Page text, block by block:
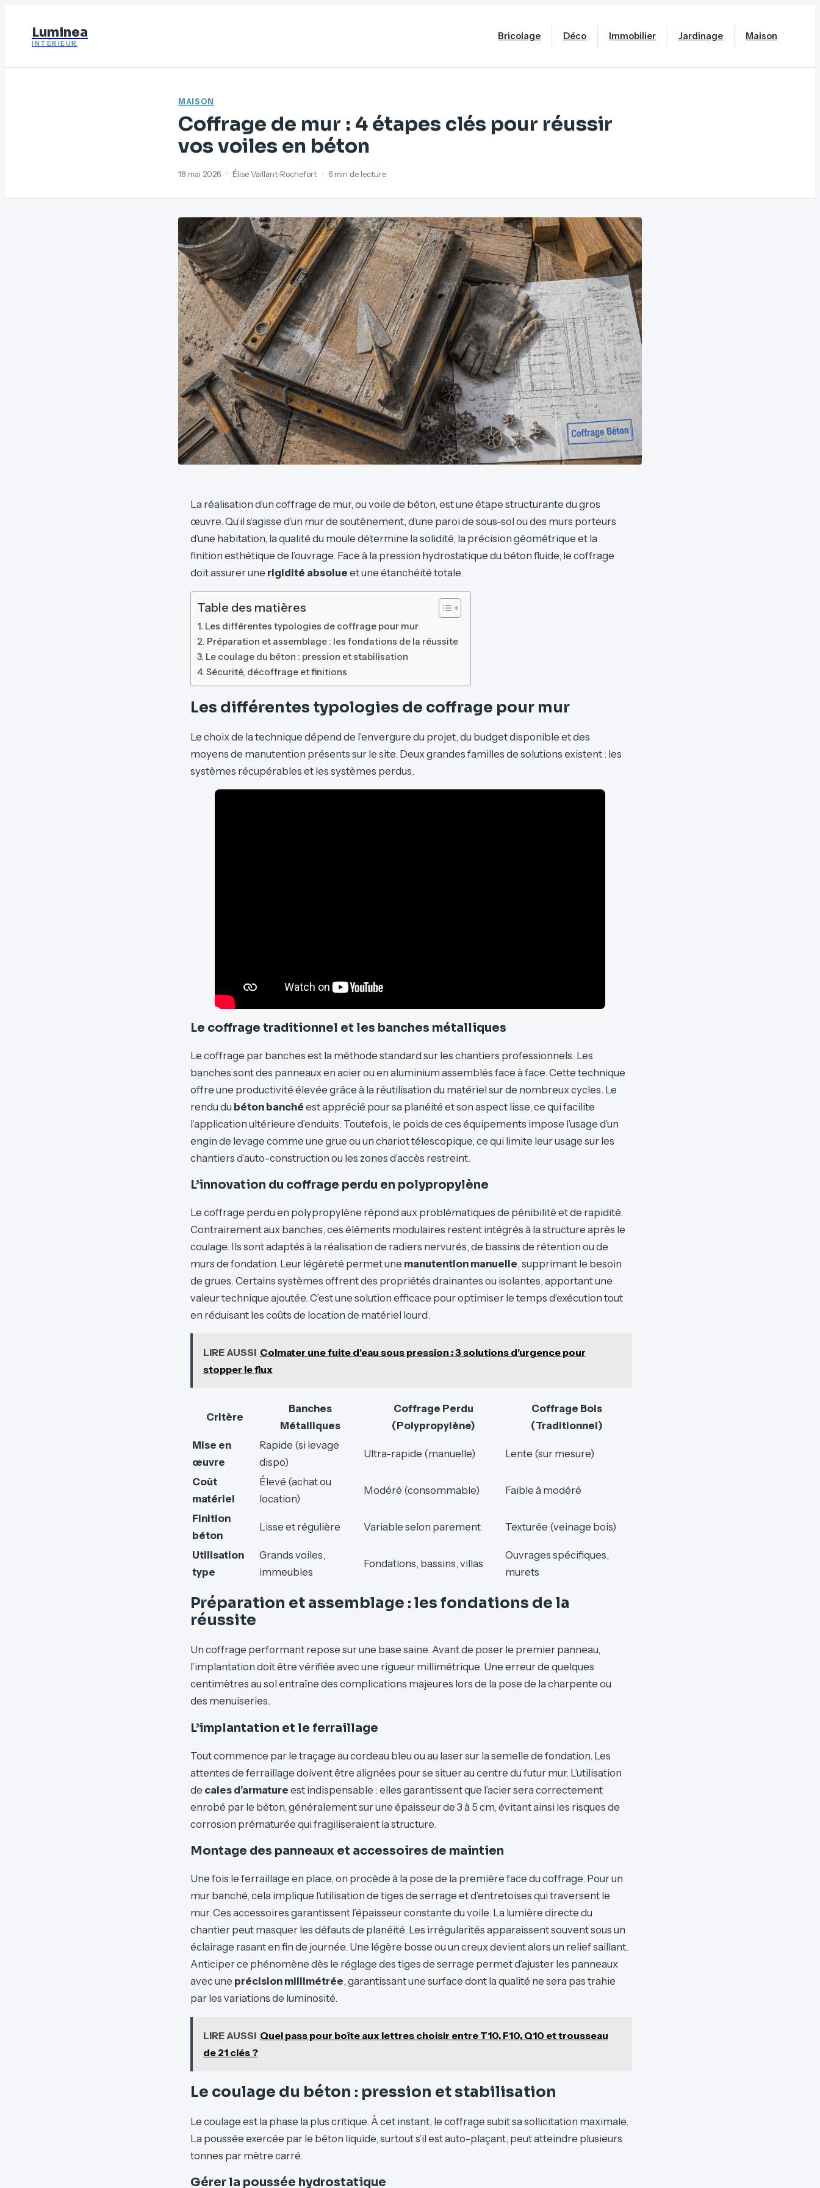
Luminea
INTÉRIEUR
Bricolage Déco Immobilier Jardinage Maison
MAISON
Coffrage de mur : 4 étapes clés pour réussir
vos voiles en béton
18 mai 2026 · Élise Vaillant-Rochefort · 6 min de lecture
La réalisation d’un coffrage de mur, ou voile de béton, est une étape structurante du gros
œuvre. Qu’il s’agisse d’un mur de soutènement, d’une paroi de sous-sol ou des murs porteurs
d’une habitation, la qualité du moule détermine la solidité, la précision géométrique et la
finition esthétique de l’ouvrage. Face à la pression hydrostatique du béton fluide, le coffrage
doit assurer une rigidité absolue et une étanchéité totale.
Table des matières
Les différentes typologies de coffrage pour mur
Préparation et assemblage : les fondations de la réussite
Le coulage du béton : pression et stabilisation
Sécurité, décoffrage et finitions
Les différentes typologies de coffrage pour mur
Le choix de la technique dépend de l’envergure du projet, du budget disponible et des
moyens de manutention présents sur le site. Deux grandes familles de solutions existent : les
systèmes récupérables et les systèmes perdus.
Le coffrage traditionnel et les banches métalliques
Le coffrage par banches est la méthode standard sur les chantiers professionnels. Les
banches sont des panneaux en acier ou en aluminium assemblés face à face. Cette technique
offre une productivité élevée grâce à la réutilisation du matériel sur de nombreux cycles. Le
rendu du béton banché est apprécié pour sa planéité et son aspect lisse, ce qui facilite
l’application ultérieure d’enduits. Toutefois, le poids de ces équipements impose l’usage d’un
engin de levage comme une grue ou un chariot télescopique, ce qui limite leur usage sur les
chantiers d’auto-construction ou les zones d’accès restreint.
L’innovation du coffrage perdu en polypropylène
Le coffrage perdu en polypropylène répond aux problématiques de pénibilité et de rapidité.
Contrairement aux banches, ces éléments modulaires restent intégrés à la structure après le
coulage. Ils sont adaptés à la réalisation de radiers nervurés, de bassins de rétention ou de
murs de fondation. Leur légèreté permet une manutention manuelle, supprimant le besoin
de grues. Certains systèmes offrent des propriétés drainantes ou isolantes, apportant une
valeur technique ajoutée. C’est une solution efficace pour optimiser le temps d’exécution tout
en réduisant les coûts de location de matériel lourd.
LIRE AUSSI Colmater une fuite d'eau sous pression : 3 solutions d'urgence pour
stopper le flux
Critère
Banches
Métalliques
Coffrage Perdu
(Polypropylène)
Coffrage Bois
(Traditionnel)
Mise en
œuvre
Rapide (si levage
dispo)
Ultra-rapide (manuelle) Lente (sur mesure)
Coût
matériel
Élevé (achat ou
location)
Modéré (consommable) Faible à modéré
Finition
béton
Lisse et régulière Variable selon parement Texturée (veinage bois)
Utilisation
type
Grands voiles,
immeubles
Fondations, bassins, villas
Ouvrages spécifiques,
murets
Préparation et assemblage : les fondations de la
réussite
Un coffrage performant repose sur une base saine. Avant de poser le premier panneau,
l’implantation doit être vérifiée avec une rigueur millimétrique. Une erreur de quelques
centimètres au sol entraîne des complications majeures lors de la pose de la charpente ou
des menuiseries.
L’implantation et le ferraillage
Tout commence par le traçage au cordeau bleu ou au laser sur la semelle de fondation. Les
attentes de ferraillage doivent être alignées pour se situer au centre du futur mur. L’utilisation
de cales d’armature est indispensable : elles garantissent que l’acier sera correctement
enrobé par le béton, généralement sur une épaisseur de 3 à 5 cm, évitant ainsi les risques de
corrosion prématurée qui fragiliseraient la structure.
Montage des panneaux et accessoires de maintien
Une fois le ferraillage en place, on procède à la pose de la première face du coffrage. Pour un
mur banché, cela implique l’utilisation de tiges de serrage et d’entretoises qui traversent le
mur. Ces accessoires garantissent l’épaisseur constante du voile. La lumière directe du
chantier peut masquer les défauts de planéité. Les irrégularités apparaissent souvent sous un
éclairage rasant en fin de journée. Une légère bosse ou un creux devient alors un relief saillant.
Anticiper ce phénomène dès le réglage des tiges de serrage permet d’ajuster les panneaux
avec une précision millimétrée, garantissant une surface dont la qualité ne sera pas trahie
par les variations de luminosité.
LIRE AUSSI Quel pass pour boîte aux lettres choisir entre T10, F10, Q10 et trousseau
de 21 clés ?
Le coulage du béton : pression et stabilisation
Le coulage est la phase la plus critique. À cet instant, le coffrage subit sa sollicitation maximale.
La poussée exercée par le béton liquide, surtout s’il est auto-plaçant, peut atteindre plusieurs
tonnes par mètre carré.
Gérer la poussée hydrostatique